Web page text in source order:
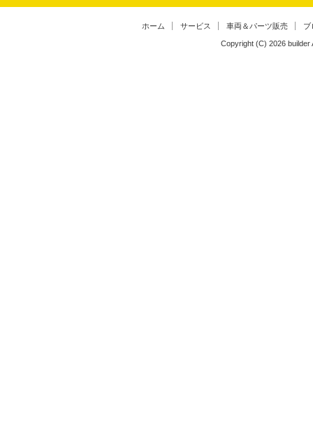
ホーム サービス 車両＆パーツ販売 ブ
Copyright (C) 2026 builder